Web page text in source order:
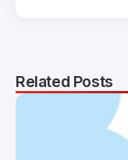
Related Posts